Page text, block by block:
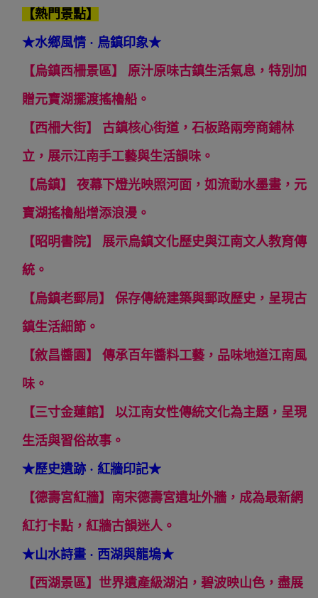
【熱門景點】
★水鄉風情 · 烏鎮印象★
【烏鎮西柵景區】 原汁原味古鎮生活氣息，特別加
贈元寶湖擺渡搖櫓船。
【西柵大街】 古鎮核心街道，石板路兩旁商鋪林
立，展示江南手工藝與生活韻味。
【烏鎮】 夜幕下燈光映照河面，如流動水墨畫，元
寶湖搖櫓船增添浪漫。
【昭明書院】 展示烏鎮文化歷史與江南文人教育傳
統。
【烏鎮老郵局】 保存傳統建築與郵政歷史，呈現古
鎮生活細節。
【敘昌醬園】 傳承百年醬料工藝，品味地道江南風
味。
【三寸金蓮館】 以江南女性傳統文化為主題，呈現
生活與習俗故事。
★歷史遺跡 · 紅牆印記★
【德壽宮紅牆】南宋德壽宮遺址外牆，成為最新網
紅打卡點，紅牆古韻迷人。
★山水詩畫 · 西湖與龍塢★
【西湖景區】世界遺產級湖泊，碧波映山色，盡展